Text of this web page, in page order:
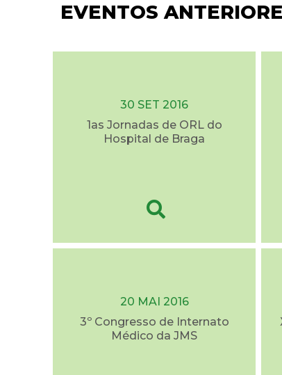
EVENTOS
30 SET 2016
1as Jornadas de ORL do
Hospital de Braga
20 MAI 2016
3º Congresso de Internato
Médico da JMS